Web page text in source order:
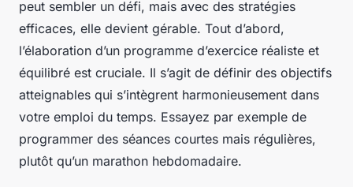
peut sembler un défi, mais avec des stratégies
efficaces, elle devient gérable. Tout d’abord,
l’élaboration d’un programme d’exercice réaliste et
équilibré est cruciale. Il s’agit de définir des objectifs
atteignables qui s’intègrent harmonieusement dans
votre emploi du temps. Essayez par exemple de
programmer des séances courtes mais régulières,
plutôt qu’un marathon hebdomadaire.